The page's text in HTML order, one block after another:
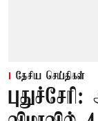
தேசிய செய்திகள்